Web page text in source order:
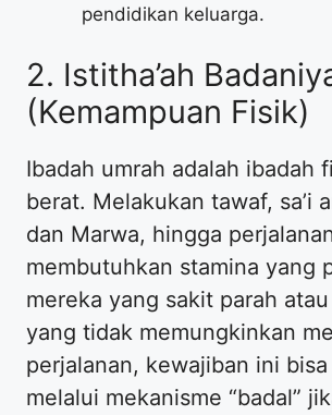
pendidikan keluarga.
2. Istitha’ah
(Kemampuan Fisik)
Ibadah umrah adalah ibadah
berat. Melakukan tawaf, sa’i
dan Marwa, hingga
membutuhkan stamina yang
mereka yang sakit parah
yang tidak memungkinkan
perjalanan, kewajiban ini
melalui mekanisme “badal”